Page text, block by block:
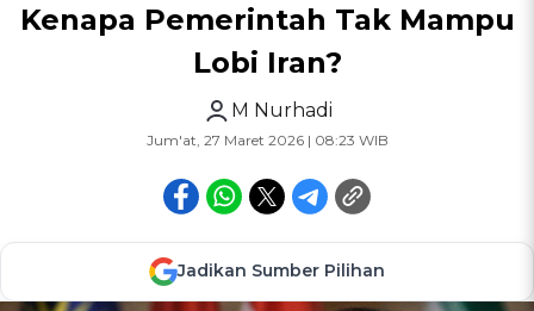
Kenapa Pemerintah Tak Mampu
Lobi Iran?
M Nurhadi
Jum'at, 27 Maret 2026 | 08:23 WIB
Jadikan Sumber Pilihan